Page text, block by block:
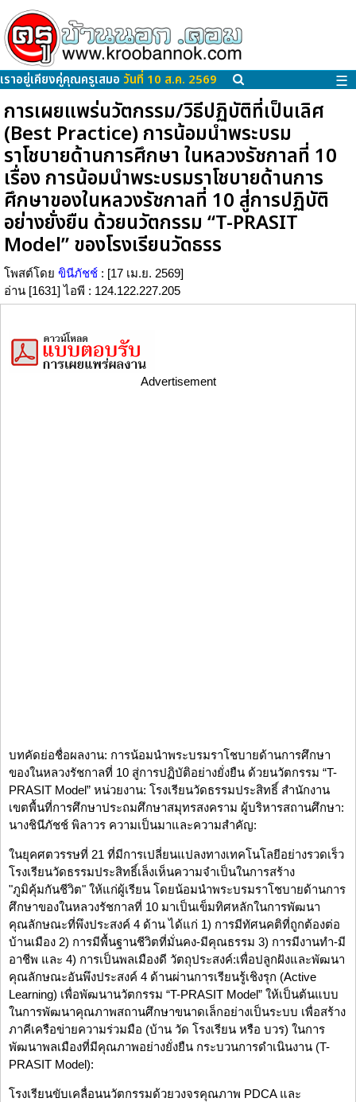
เราอยู่เคียงคู่คุณครูเสมอ วันที่ 10 ส.ค. 2569 ☰
การเผยแพร่นวัตกรรม/วิธีปฏิบัติที่เป็นเลิศ
(Best Practice) การน้อมนำพระบรม
ราโชบายด้านการศึกษา ในหลวงรัชกาลที่ 10
เรื่อง การน้อมนำพระบรมราโชบายด้านการ
ศึกษาของในหลวงรัชกาลที่ 10 สู่การปฏิบัติ
อย่างยั่งยืน ด้วยนวัตกรรม “T-PRASIT
Model” ของโรงเรียนวัดธรร
โพสต์โดย ขินีภัชช์ : [17 เม.ย. 2569]
อ่าน [1631] ไอพี : 124.122.227.205
Advertisement
บทคัดย่อชื่อผลงาน: การน้อมนำพระบรมราโชบายด้านการศึกษา
ของในหลวงรัชกาลที่ 10 สู่การปฏิบัติอย่างยั่งยืน ด้วยนวัตกรรม “T-
PRASIT Model” หน่วยงาน: โรงเรียนวัดธรรมประสิทธิ์ สำนักงาน
เขตพื้นที่การศึกษาประถมศึกษาสมุทรสงคราม ผู้บริหารสถานศึกษา:
นางชินีภัชช์ พิลาวร ความเป็นมาและความสำคัญ:
ในยุคศตวรรษที่ 21 ที่มีการเปลี่ยนแปลงทางเทคโนโลยีอย่างรวดเร็ว
โรงเรียนวัดธรรมประสิทธิ์เล็งเห็นความจำเป็นในการสร้าง
"ภูมิคุ้มกันชีวิต" ให้แก่ผู้เรียน โดยน้อมนำพระบรมราโชบายด้านการ
ศึกษาของในหลวงรัชกาลที่ 10 มาเป็นเข็มทิศหลักในการพัฒนา
คุณลักษณะที่พึงประสงค์ 4 ด้าน ได้แก่ 1) การมีทัศนคติที่ถูกต้องต่อ
บ้านเมือง 2) การมีพื้นฐานชีวิตที่มั่นคง-มีคุณธรรม 3) การมีงานทำ-มี
อาชีพ และ 4) การเป็นพลเมืองดี วัตถุประสงค์:เพื่อปลูกฝังและพัฒนา
คุณลักษณะอันพึงประสงค์ 4 ด้านผ่านการเรียนรู้เชิงรุก (Active
Learning) เพื่อพัฒนานวัตกรรม “T-PRASIT Model” ให้เป็นต้นแบบ
ในการพัฒนาคุณภาพสถานศึกษาขนาดเล็กอย่างเป็นระบบ เพื่อสร้าง
ภาคีเครือข่ายความร่วมมือ (บ้าน วัด โรงเรียน หรือ บวร) ในการ
พัฒนาพลเมืองที่มีคุณภาพอย่างยั่งยืน กระบวนการดำเนินงาน (T-
PRASIT Model):
โรงเรียนขับเคลื่อนนวัตกรรมด้วยวงจรคุณภาพ PDCA และ